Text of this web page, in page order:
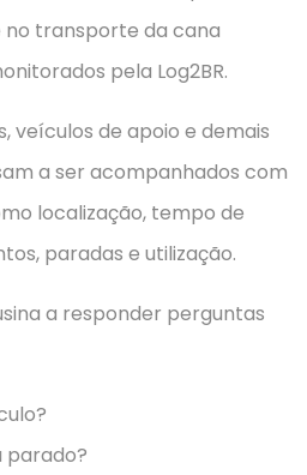
transporte da cana
pela Log2BR.
veículos de apoio e demais
a ser acompanhados com
localização, tempo de
paradas e utilização.
a responder perguntas
parado?